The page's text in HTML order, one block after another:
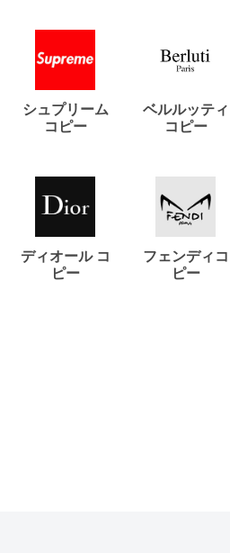
シュプリーム
コピー
ベルルッティ
コピー
ディオール コ
ピー
フェンディコ
ピー